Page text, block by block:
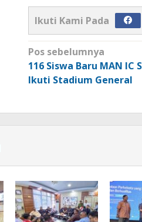
Ikuti Kami Pada
Navigasi
pos
Pos sebelumnya
116 Siswa Baru MAN IC
Ikuti Stadium General